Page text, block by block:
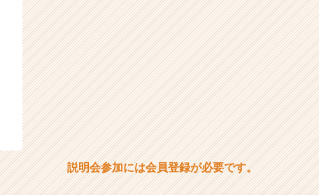
説明会参加には会員登録が必要です。